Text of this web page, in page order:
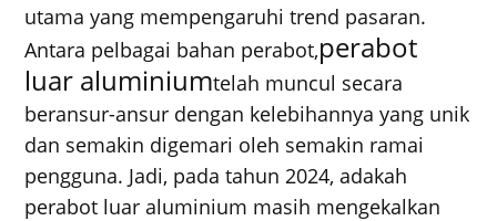
utama yang mempengaruhi trend pasaran.
Antara pelbagai bahan perabot,perabot
luar aluminiumtelah muncul secara
beransur-ansur dengan kelebihannya yang unik
dan semakin digemari oleh semakin ramai
pengguna. Jadi, pada tahun 2024, adakah
perabot luar aluminium masih mengekalkan